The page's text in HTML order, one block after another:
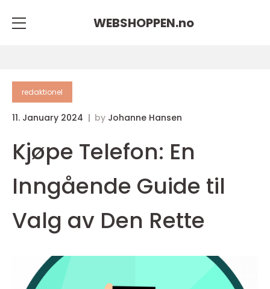
WEBSHOPPEN.no
redaktionel
11. January 2024 by Johanne Hansen
Kjøpe Telefon: En
Inngående Guide til
Valg av Den Rette